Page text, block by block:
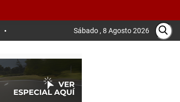
Sábado , 8 Agosto 2026